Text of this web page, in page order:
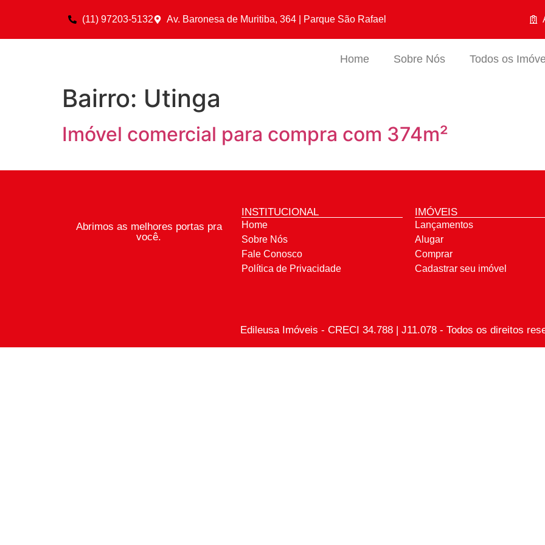
(11) 97203-5132 Av. Baronesa de Muritiba, 364 | Parque São Rafael
Home Sobre Nós Todos os
Bairro: Utinga
Imóvel comercial para compra com 374m²
Abrimos as melhores portas pra
você.
INSTITUCIONAL
Home
Sobre Nós
Fale Conosco
Política de Privacidade
IMÓVEIS
Lançamentos
Alugar
Comprar
Cadastrar seu imóvel
Edileusa Imóveis - CRECI 34.788 | J11.078 - Todos os direitos